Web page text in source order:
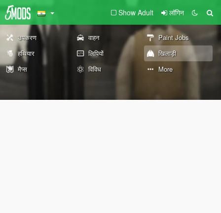
Show Adult लॉगिन
उपकरण वाहन
Paint Jobs
हथियार
लिपियों
खिलाड़ी
मैप्स
विविध More